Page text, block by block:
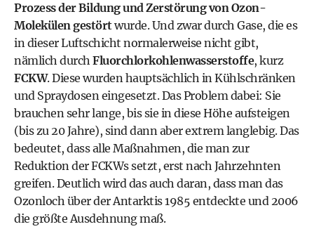
Prozess der Bildung und Zerstörung von Ozon-
Molekülen gestörtwurde. Und zwar durch Gase, die es
in dieser Luftschicht normalerweise nicht gibt,
nämlich durch Fluorchlorkohlenwasserstoffe, kurz
FCKW. Diese wurden hauptsächlich in Kühlschränken
und Spraydosen eingesetzt. Das Problem dabei: Sie
brauchen sehr lange, bis sie in diese Höhe aufsteigen
(bis zu 20 Jahre), sind dann aber extrem langlebig. Das
bedeutet, dass alle Maßnahmen, die man zur
Reduktion der FCKWs setzt, erst nach Jahrzehnten
greifen. Deutlich wird das auch daran, dass man das
Ozonloch über der Antarktis 1985 entdeckte und 2006
die größte Ausdehnung maß.